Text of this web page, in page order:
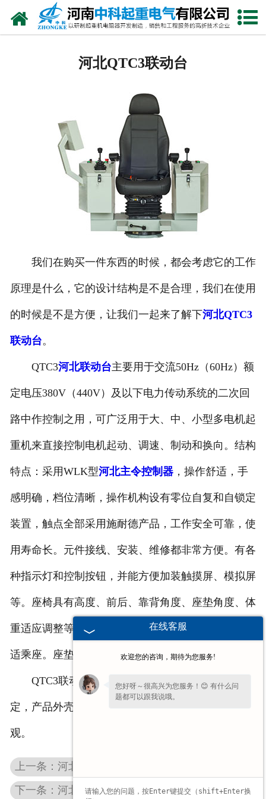
网站首页
河北电抗器
河北电控柜
河北联动控制台
河北电气控制系统
河北频敏变阻器
河北主令控制器
河北滤波器
河北触头总成
河北QTC3联动台
我们在购买一件东西的时候，都会考虑它的工作
原理是什么，它的设计结构是不是合理，我们在使用
的时候是不是方便，让我们一起来了解下河北QTC3
联动台。
QTC3河北联动台主要用于交流50Hz（60Hz）额
定电压380V（440V）及以下电力传动系统的二次回
路中作控制之用，可广泛用于大、中、小型多电机起
重机来直接控制电机起动、调速、制动和换向。结构
特点：采用WLK型河北主令控制器，操作舒适，手
感明确，档位清晰，操作机构设有零位自复和自锁定
装置，触点全部采用施耐德产品，工作安全可靠，使
用寿命长。元件接线、安装、维修都非常方便。有各
种指示灯和控制按钮，并能方便加装触摸屏、模拟屏
等。座椅具有高度、前后、靠背角度、座垫角度、体
重适应调整等功能，可满足不同身材、体重驾驶员舒
适乘座。座垫、靠背采用高回弹材料。
QTC3联动台的联动台为整体安装并可旋转或固
定，产品外壳部件均采用金属材料挤压成型，造型美
观。
上一条：河北变频制动电阻柜
下一条：河北TQK4联动台
在线客服
欢迎您的咨询，期待为您服务!
您好呀～很高兴为您服务！😊 有什么问
题都可以跟我说哦。